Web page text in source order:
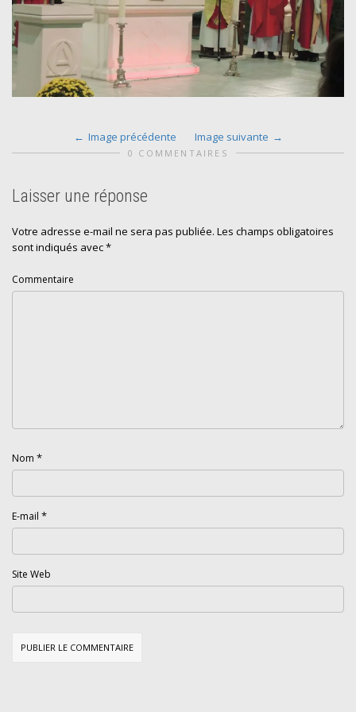
Image précédente Image suivante
0 COMMENTAIRES
Laisser une réponse
Votre adresse e-mail ne sera pas publiée. Les champs obligatoires
sont indiqués avec*
Commentaire
Nom *
E-mail *
Site Web